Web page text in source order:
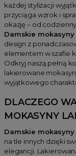
każdej stylizacji
przyciąga wzrok i
okazję – od
Damskie
design z
elementem w szafie
Odkryj naszą pełną
lakierowane
wyjątkowego
DLACZEGO
MOKASYNY
Damskie
na tle innych dzięki
elegancji.